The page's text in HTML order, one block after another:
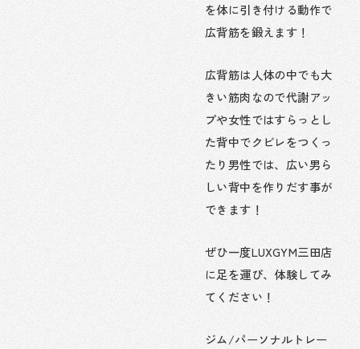
を体に引き付ける動作で
広背筋を鍛えます！
広背筋は人体の中でも大
きい筋肉なので代謝アッ
プや女性ではすらっとし
た背中でクビレをつくっ
たり男性では、広い男ら
しい背中を作りだす事が
できます！
ぜひ一度LUXGYM三田店
に足を運び、体験してみ
てください！
ジム/パーソナルトレー